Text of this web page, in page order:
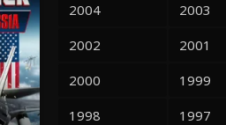
2004
2003
2002
2001
2000
1999
1998
1997